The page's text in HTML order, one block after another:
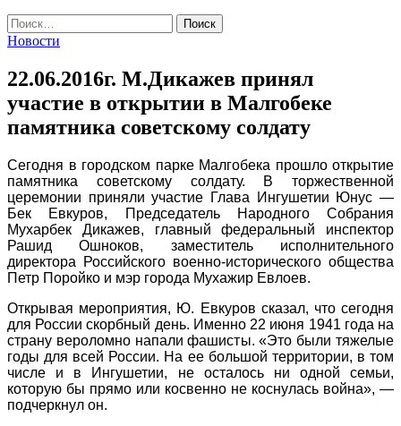
Найти:
Новости
22.06.2016г. М.Дикажев принял
участие в открытии в Малгобеке
памятника советскому солдату
Сегодня в городском парке Малгобека прошло открытие
памятника советскому солдату. В торжественной
церемонии приняли участие Глава Ингушетии Юнус —
Бек Евкуров, Председатель Народного Собрания
Мухарбек Дикажев, главный федеральный инспектор
Рашид Ошноков, заместитель исполнительного
директора Российского военно-исторического общества
Петр Поройко и мэр города Мухажир Евлоев.
Открывая мероприятия, Ю. Евкуров сказал, что сегодня
для России скорбный день. Именно 22 июня 1941 года на
страну вероломно напали фашисты. «Это были тяжелые
годы для всей России. На ее большой территории, в том
числе и в Ингушетии, не осталось ни одной семьи,
которую бы прямо или косвенно не коснулась война», —
подчеркнул он.